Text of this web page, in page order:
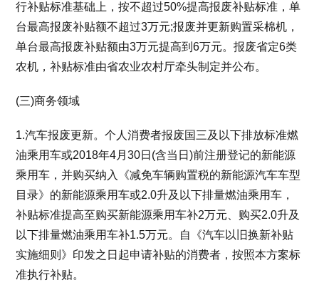
行补贴标准基础上，按不超过50%提高报废补贴标准，单
台最高报废补贴额不超过3万元;报废并更新购置采棉机，
单台最高报废补贴额由3万元提高到6万元。报废省定6类
农机，补贴标准由省农业农村厅牵头制定并公布。
(三)商务领域
1.汽车报废更新。个人消费者报废国三及以下排放标准燃
油乘用车或2018年4月30日(含当日)前注册登记的新能源
乘用车，并购买纳入《减免车辆购置税的新能源汽车车型
目录》的新能源乘用车或2.0升及以下排量燃油乘用车，
补贴标准提高至购买新能源乘用车补2万元、购买2.0升及
以下排量燃油乘用车补1.5万元。自《汽车以旧换新补贴
实施细则》印发之日起申请补贴的消费者，按照本方案标
准执行补贴。